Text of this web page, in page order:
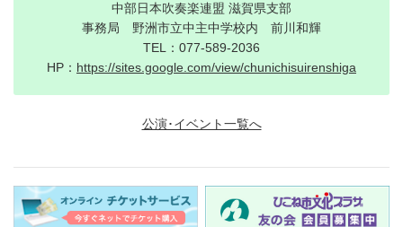
中部日本吹奏楽連盟 滋賀県支部
事務局 野洲市立中主中学校内 前川和輝
TEL：077-589-2036
HP： https://sites.google.com/view/chunichisuirenshiga
公演･イベント一覧へ